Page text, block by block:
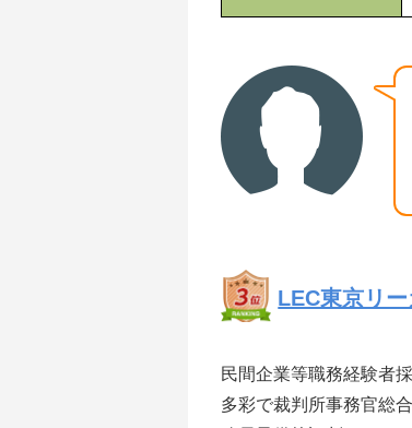
LEC東京リ
民間企業等職務経験者
多彩で裁判所事務官総